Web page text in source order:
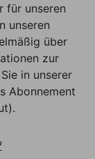
für unseren
unseren
über
zur
in unserer
Abonnement